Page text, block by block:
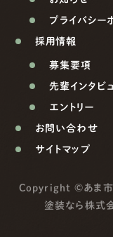
プライバシー
採用情報
募集要項
先輩インタビ
エントリー
お問い合わせ
サイトマップ
Copyright ©あま
塗装なら株式